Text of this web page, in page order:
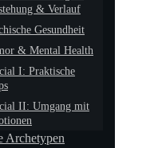
& Verlauf
Gesundheit
& Mental Health
I: Praktische
II: Umgang mit
Archetypen